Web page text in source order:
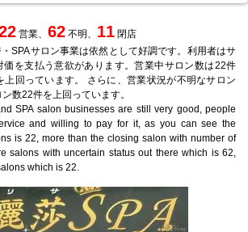
営業、 62不明、 11閉店
SPAサロン事業は依然として好調です。利用者はサ
価を支払う意欲があります。営業中サロン数は22件
上回っています。 さらに、営業状況が不明なサロン
数22件を上回っています。
SPA salon businesses are still very good, people
and willing to pay for it, as you can see the
is 22, more than the closing salon with number of
salons with uncertain status out there which is 62,
which is 22.